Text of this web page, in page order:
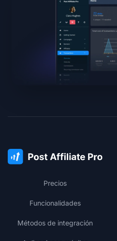
Precios
Funcionalidades
Métodos de integración